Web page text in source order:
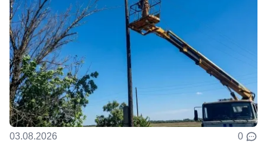
03.08.2026 0